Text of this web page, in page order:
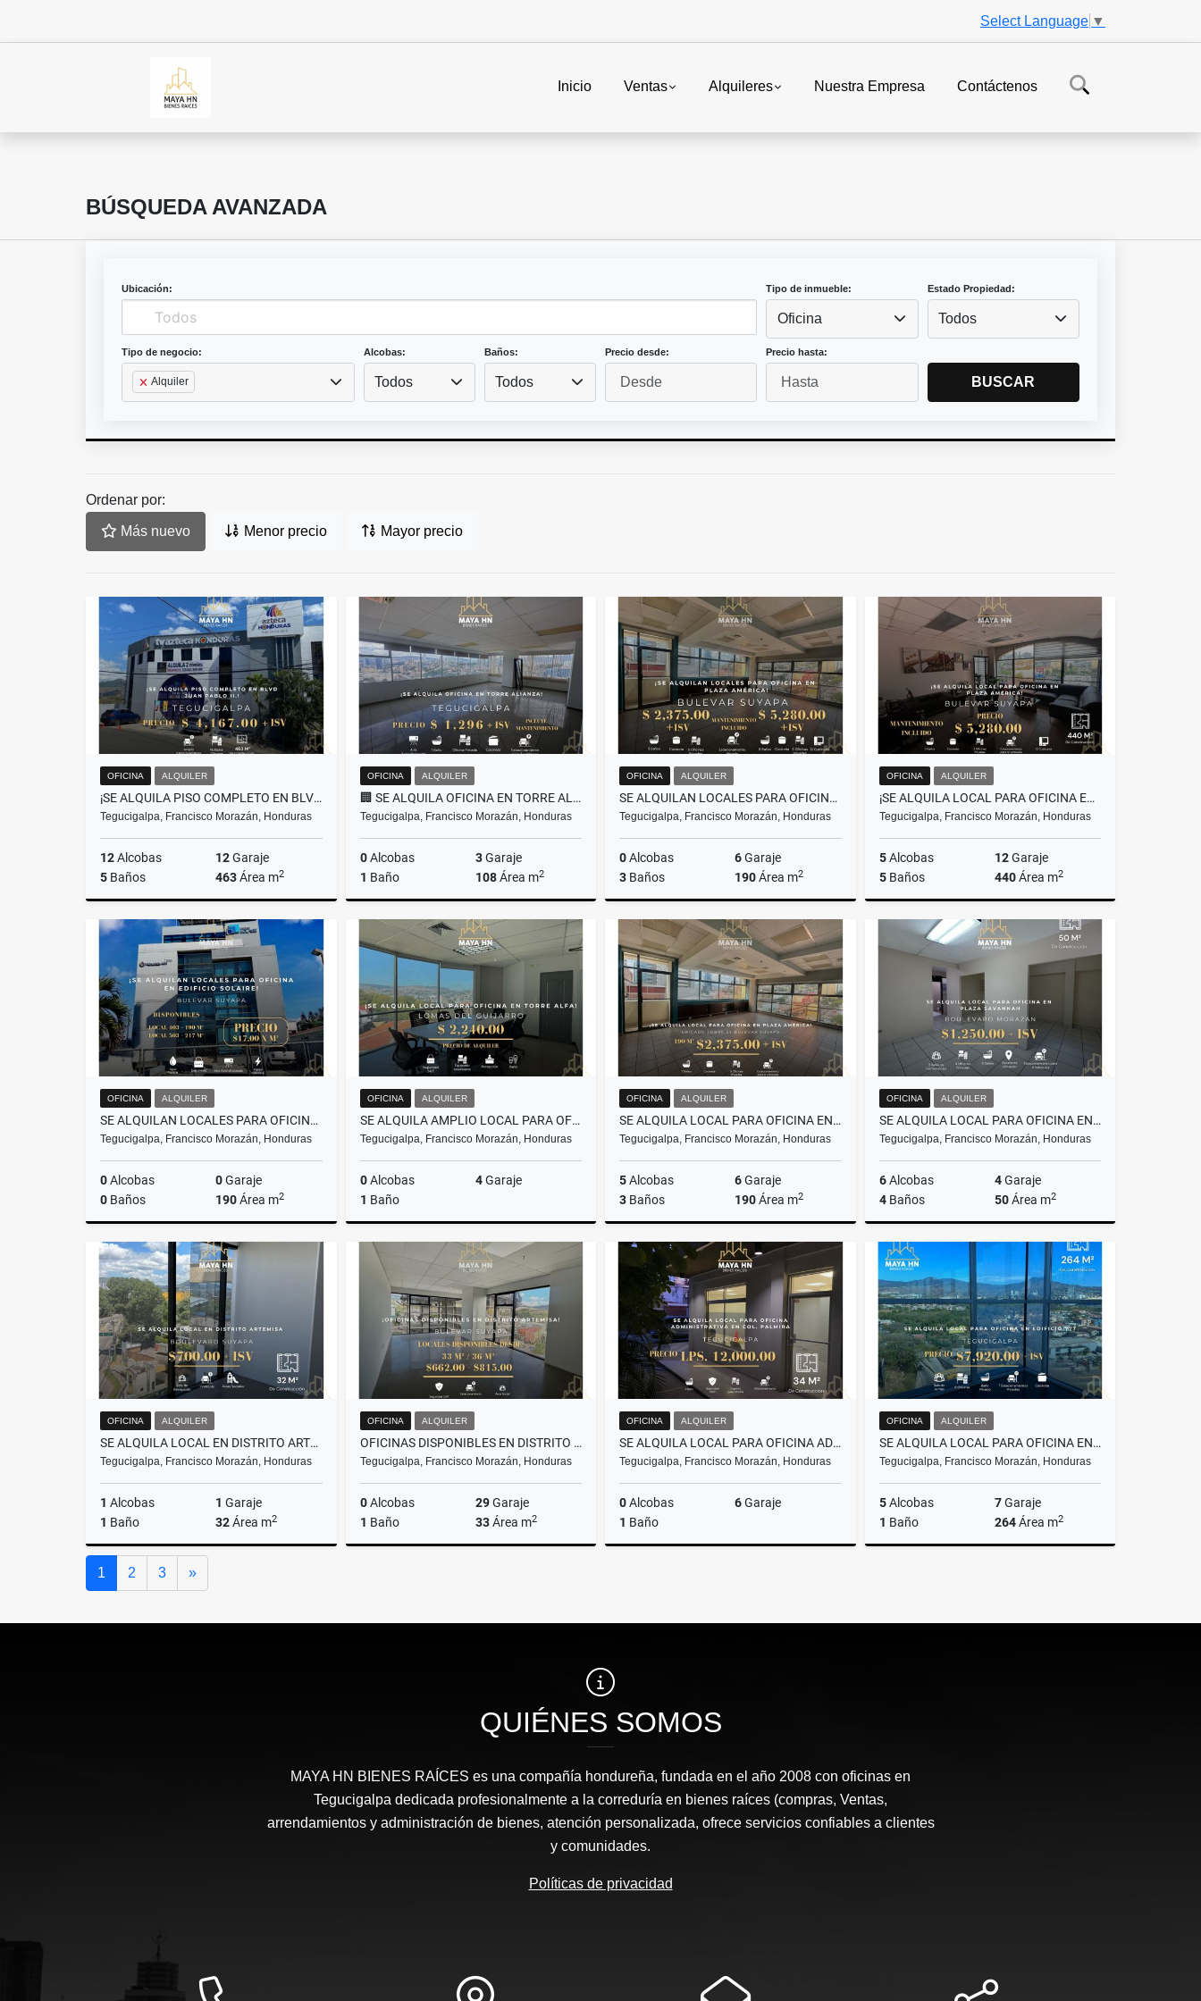
Select Language ▼
Inicio Ventas Alquileres Nuestra Empresa Contáctenos
BÚSQUEDA AVANZADA
Ubicación: Tipo de inmueble:
Oficina
Estado Propiedad:
Todos
Tipo de negocio:
Alquiler
Alcobas:
Todos
Baños:
Todos
Precio desde: Precio hasta:
BUSCAR
Ordenar por:
Más nuevo Menor precio Mayor precio
OFICINA ALQUILER
¡SE ALQUILA PISO COMPLETO EN BLVD JUAN PABLO II, TEGUCIGALPA!
Tegucigalpa, Francisco Morazán, Honduras
12Alcobas 12Garaje
5 Baños 463Área m2
Alquiler
US$4,167
OFICINA ALQUILER
🏢 SE ALQUILA OFICINA EN TORRE ALIANZA – TEGUCIGALPA
Tegucigalpa, Francisco Morazán, Honduras
0Alcobas 3Garaje
1 Baño 108Área m2
Alquiler
US$1,296
OFICINA ALQUILER
SE ALQUILAN LOCALES PARA OFICINA EN PLAZA AMERICA
Tegucigalpa, Francisco Morazán, Honduras
0Alcobas 6Garaje
3 Baños 190Área m2
Alquiler
US$2,375
OFICINA ALQUILER
¡SE ALQUILA LOCAL PARA OFICINA EN PLAZA AMÉRICA! TEGUCIGALPA
Tegucigalpa, Francisco Morazán, Honduras
5Alcobas 12Garaje
5Baños 440Área m2
Alquiler
US$5,280
OFICINA ALQUILER
SE ALQUILAN LOCALES PARA OFICINA EN EDIFICIO SOLAIRE- TEGUCIGALPA
Tegucigalpa, Francisco Morazán, Honduras
0Alcobas 0Garaje
0 Baños 190Área m2
Alquiler
US$3,230
OFICINA ALQUILER
SE ALQUILA AMPLIO LOCAL PARA OFICINA – TEGUCIGALPA
Tegucigalpa, Francisco Morazán, Honduras
0Alcobas 4Garaje
1 Baño
Alquiler
L2,240
OFICINA ALQUILER
SE ALQUILA LOCAL PARA OFICINA EN PLAZA AMÉRICA – BOULEVARD SUYAPA
Tegucigalpa, Francisco Morazán, Honduras
5Alcobas 6Garaje
3 Baños 190Área m2
Alquiler
US$2,375
OFICINA ALQUILER
SE ALQUILA LOCAL PARA OFICINA EN PLAZA SAVANNAH
Tegucigalpa, Francisco Morazán, Honduras
6Alcobas 4Garaje
4Baños 50Área m2
Alquiler
L1,250
OFICINA ALQUILER
SE ALQUILA LOCAL EN DISTRITO ARTEMISA
Tegucigalpa, Francisco Morazán, Honduras
1 Alcobas 1 Garaje
1 Baño 32Área m2
OFICINA ALQUILER
OFICINAS DISPONIBLES EN DISTRITO ARTEMISA
Tegucigalpa, Francisco Morazán, Honduras
0Alcobas 29Garaje
1 Baño 33Área m2
OFICINA ALQUILER
SE ALQUILA LOCAL PARA OFICINA ADMINISTRATIVA EN COL. PALMIRA
Tegucigalpa, Francisco Morazán, Honduras
0Alcobas 6Garaje
1 Baño
OFICINA ALQUILER
SE ALQUILA LOCAL PARA OFICINA EN EDIFICIO 777
Tegucigalpa, Francisco Morazán, Honduras
5Alcobas 7Garaje
1 Baño 264Área m2
1 2 3 »Siguiente
QUIÉNES SOMOS
MAYA HN BIENES RAÍCES​ es una compañía hondureña, fundada en el año 2008 con oficinas en
Tegucigalpa dedicada profesionalmente a la correduría en bienes raíces (compras, Ventas,
arrendamientos y administración de bienes, atención personalizada, ofrece servicios confiables a clientes
y comunidades.
Políticas de privacidad